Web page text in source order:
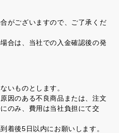
がございますので、ご了承くだ
合は、当社での入金確認後の発
いものとします。
因のある不良商品または、注文
のみ、費用は当社負担にて交
着後5日以内にお願いします。